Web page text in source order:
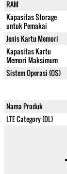
RAM
Kapasitas Storage
untuk Pemakai
Jenis Kartu Memori
Kapasitas Kartu
Memori Maksimum
Sistem Operasi (OS)
Nama Produk
LTE Category (DL)